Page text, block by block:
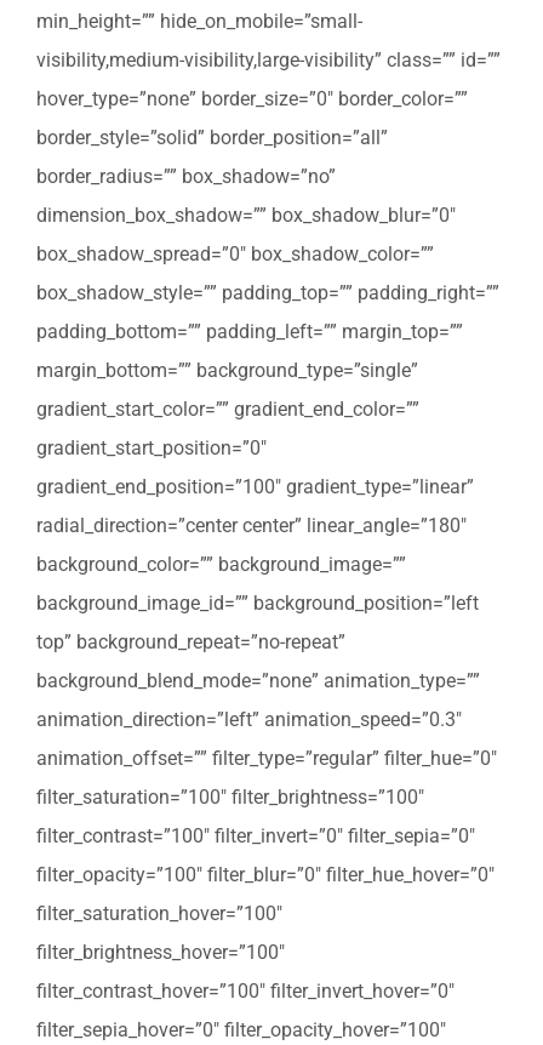
min_height=”” hide_on_mobile=”small-
visibility,medium-visibility,large-visibility” class=”” id=””
hover_type=”none” border_size=”0″ border_color=””
border_style=”solid” border_position=”all”
border_radius=”” box_shadow=”no”
dimension_box_shadow=”” box_shadow_blur=”0″
box_shadow_spread=”0″ box_shadow_color=””
box_shadow_style=”” padding_top=”” padding_right=””
padding_bottom=”” padding_left=”” margin_top=””
margin_bottom=”” background_type=”single”
gradient_start_color=”” gradient_end_color=””
gradient_start_position=”0″
gradient_end_position=”100″ gradient_type=”linear”
radial_direction=”center center” linear_angle=”180″
background_color=”” background_image=””
background_image_id=”” background_position=”left
top” background_repeat=”no-repeat”
background_blend_mode=”none” animation_type=””
animation_direction=”left” animation_speed=”0.3″
animation_offset=”” filter_type=”regular” filter_hue=”0″
filter_saturation=”100″ filter_brightness=”100″
filter_contrast=”100″ filter_invert=”0″ filter_sepia=”0″
filter_opacity=”100″ filter_blur=”0″ filter_hue_hover=”0″
filter_saturation_hover=”100″
filter_brightness_hover=”100″
filter_contrast_hover=”100″ filter_invert_hover=”0″
filter_sepia_hover=”0″ filter_opacity_hover=”100″